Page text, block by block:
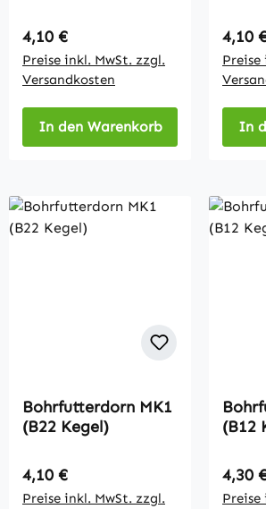
Regulärer Preis:
4,10 €
Preise inkl. MwSt. zzgl.
Versandkosten
In den Warenkorb
4,10
Preise
In
Bohrfutterdorn MK1
(B22 Kegel)
Regulärer Preis:
4,10 €
Preise inkl. MwSt. zzgl.
(B12
4,30
Preise